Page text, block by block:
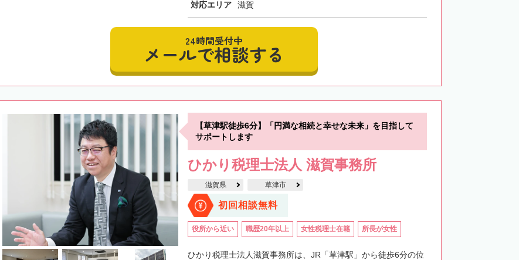
対応エリア 滋賀
24時間受付中
メールで相談する
【草津駅徒歩6分】「円満な相続と幸せな未来」を目指して
サポートします
ひかり税理士法人 滋賀事務所
滋賀県 草津市
初回相談無料
役所から近い 職歴20年以上 女性税理士在籍 所長が女性
ひかり税理士法人滋賀事務所は、JR「草津駅」から徒歩6分の位